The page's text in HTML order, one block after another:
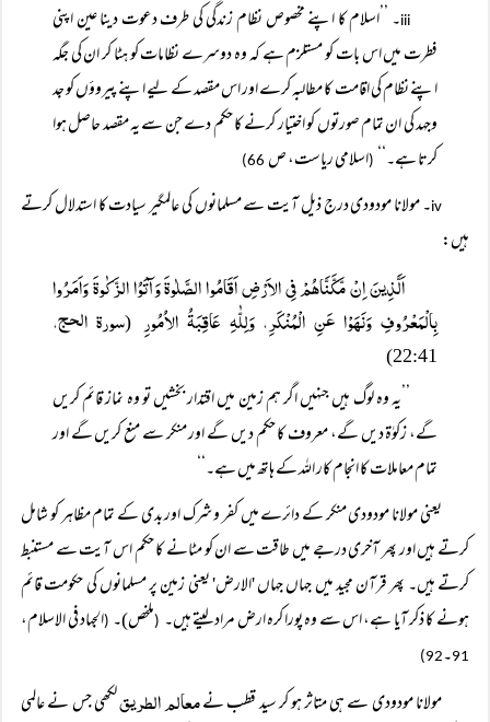
iii۔ ’’اسلام کا اپنے مخصوص نظام زندگی کی طرف دعوت دینا عین اپنی
فطرت میں اس بات کو مستلزم ہے کہ وہ دوسرے نظامات کو ہٹا کر ان کی جگہ
اپنے نظام کی اقامت کا مطالبہ کرے اور اس مقصد کے لیے اپنے پیروؤں کو جد
وجہد کی ان تمام صورتوں کو اختیار کرنے کا حکم دے جن سے یہ مقصد حاصل ہوا
کرتا ہے۔‘‘
(اسلامی ریاست، ص
iv۔ مولانا مودودی درج ذیل آیت سے مسلمانوں کی عالمگیر سیادت کا استدلال کرتے
ہیں:
اَلَّذِینَ اِنْ مَّکَّنَّاھُمْ فِی الاَرْضِ اَقَامُوا الصَّلٰوۃَ وَآتَوُا الزَّکٰوۃَ وَاَمَرُوا
بِالْمَعْرُوفِ وَنَھَوْا عَنِ الْمُنْکَرِ، وَلِلّٰہِ عَاقِبَۃُ الاُمُورِ
(سورۃ الحج،
22:41)
’’یہ وہ لوگ ہیں جنہیں اگر ہم زمین میں اقتدار بخشیں تو وہ نماز قائم کریں
گے، زکوٰۃ دیں گے، معروف کا حکم دیں گے اور منکر سے منع کریں گے اور
تمام معاملات کا انجام کار اللہ کے ہاتھ میں ہے۔‘‘
یعنی مولانا مودودی منکر کے دائرے میں کفر و شرک اور بدی کے تمام مظاہر کو شامل
کرتے ہیں اور پھر آخری درجے میں طاقت سے ان کو مٹانے کا حکم اس آیت سے مستنبط
کرتے ہیں۔ پھر قرآن مجید میں جہاں جہاں 'الارض' یعنی زمین پر مسلمانوں کی حکومت قائم
ہونے کا ذکر آیا ہے، اس سے وہ پورا کرہ ارض مراد لیتے ہیں۔ (ملخص)۔ (الجہاد فی الاسلام،
91۔92)
مولانا مودودی سے ہی متاثر ہو کر سید قطب نےمعالم الطریقلکھی جس نے عالمی